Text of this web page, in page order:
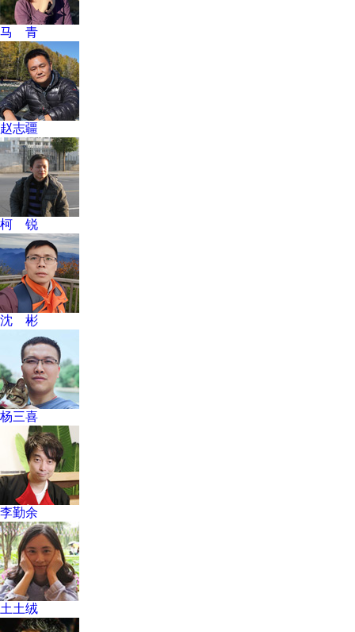
马 青
赵志疆
柯 锐
沈 彬
杨三喜
李勤余
土土绒